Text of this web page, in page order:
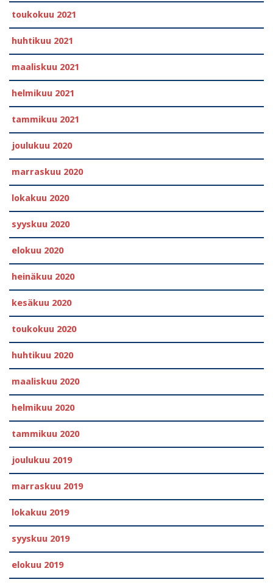
toukokuu 2021
huhtikuu 2021
maaliskuu 2021
helmikuu 2021
tammikuu 2021
joulukuu 2020
marraskuu 2020
lokakuu 2020
syyskuu 2020
elokuu 2020
heinäkuu 2020
kesäkuu 2020
toukokuu 2020
huhtikuu 2020
maaliskuu 2020
helmikuu 2020
tammikuu 2020
joulukuu 2019
marraskuu 2019
lokakuu 2019
syyskuu 2019
elokuu 2019